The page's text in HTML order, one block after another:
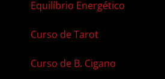
Equilíbrio Energético
Curso de Tarot
Curso de B. Cigano